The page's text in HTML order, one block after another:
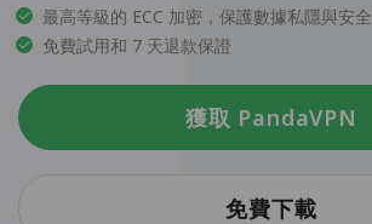
最高等級的 ECC 加密，保護數據私隱與安全
免費試用和 7 天退款保證
獲取 PandaVPN
免費下載